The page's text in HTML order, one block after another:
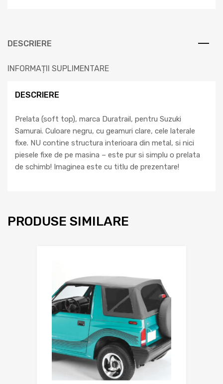
DESCRIERE
INFORMAȚII SUPLIMENTARE
DESCRIERE
Prelata (soft top), marca Duratrail, pentru Suzuki
Samurai. Culoare negru, cu geamuri clare, cele laterale
fixe. NU contine structura interioara din metal, si nici
piesele fixe de pe masina – este pur si simplu o prelata
de schimb! Imaginea este cu titlu de prezentare!
PRODUSE SIMILARE